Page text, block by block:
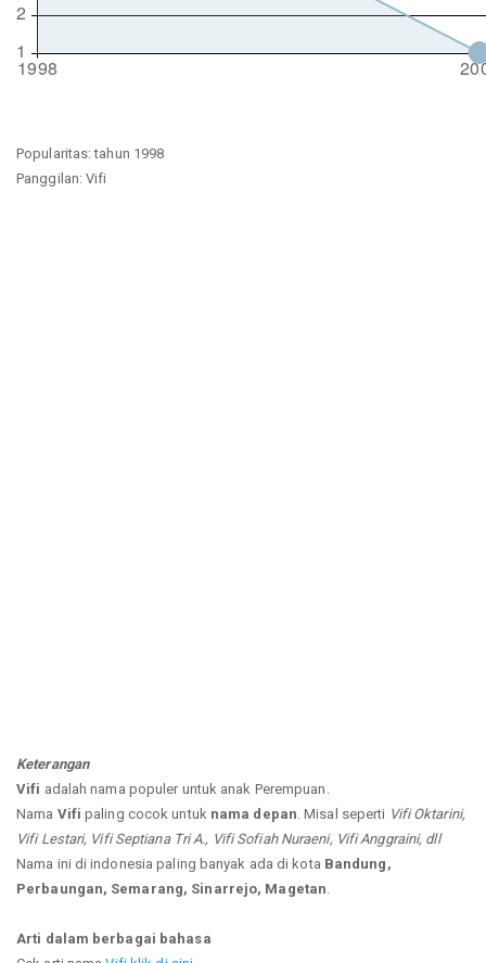
Popularitas: tahun 1998
Panggilan: Vifi
Keterangan
Vifi adalah nama populer untuk anak Perempuan.
Nama Vifi paling cocok untuk nama depan . Misal seperti Vifi Oktarini,
Vifi Lestari, Vifi Septiana Tri A., Vifi Sofiah Nuraeni, Vifi Anggraini, dll
Nama ini di indonesia paling banyak ada di kota Bandung,
Perbaungan, Semarang, Sinarrejo, Magetan
Arti dalam berbagai bahasa